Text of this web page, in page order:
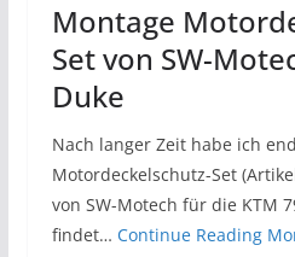
Montage
Set von SW-
Duke
Nach langer Zeit habe ich
Motordeckelschutz-Set
von SW-Motech für die KTM
findet… Continue Reading